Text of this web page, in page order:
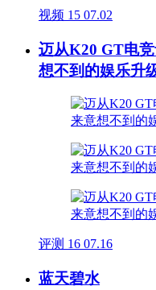
视频 15 07.02
迈从K20 GT电
想不到的娱乐升
评测 16 07.16
蓝天碧水